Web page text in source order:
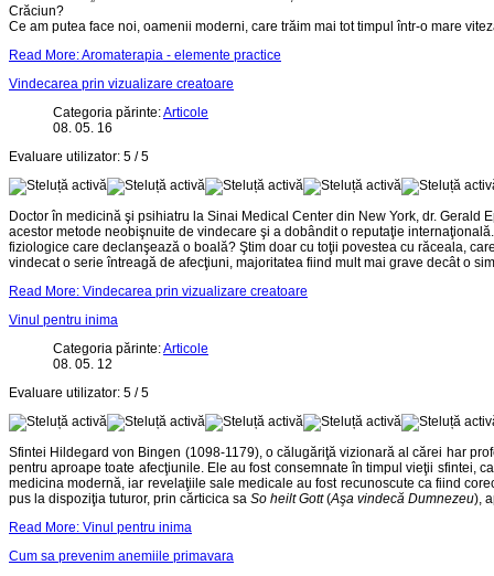
Crăciun?
Ce am putea face noi, oamenii moderni, care trăim mai tot timpul într-o mare
Read More: Aromaterapia - elemente practice
Vindecarea prin vizualizare creatoare
Categoria părinte:Articole
08. 05. 16
Evaluare utilizator: 5 /5
Doctor în medicină şi psihiatru la Sinai Medical Center din New York, dr.
acestor metode neobişnuite de vindecare şi a dobândit o reputaţie
fiziologice care declanşează o boală? Ştim doar cu toţii povestea cu răceala,
vindecat o serie întreagă de afecţiuni, majoritatea fiind mult mai grave decât o
Read More: Vindecarea prin vizualizare creatoare
Vinul pentru inima
Categoria părinte:Articole
08. 05. 12
Evaluare utilizator: 5 /5
Sfintei Hildegard von Bingen (1098-1179), o călugăriţă vizionară al cărei har
pentru aproape toate afecţiunile. Ele au fost consemnate în timpul vieţii sfintei,
medicina modernă, iar revelaţiile sale medicale au fost recunoscute ca fiind
pus la dispoziţia tuturor, prin cărticica sa So heilt Gott(Aşa vindecă Dumnezeu),
Read More: Vinul pentru inima
Cum sa prevenim anemiile primavara